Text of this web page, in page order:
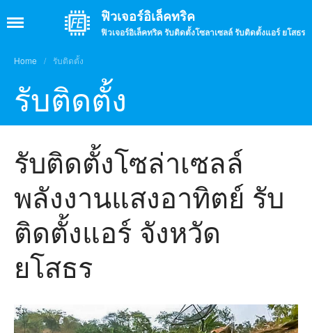
หน้าแรก
เกี่ยวกับเรา
บรรยากาศการทำงาน
รับติดตั้งแอร์
รับติดตั้งกล้องวงจรปิด
ฟิวเจอร์อิเล็คทริค
ฟิวเจอร์อิเล็คทริค รับติดตั้งโซลาเซลล์ รับติดตั้งแอร์ ยโสธร
Home / รับติดตั้ง
รับติดตั้ง
รับติดตั้งโซล่าเซลล์
พลังงานแสงอาทิตย์ รับ
ติดตั้งแอร์ จังหวัด
ยโสธร